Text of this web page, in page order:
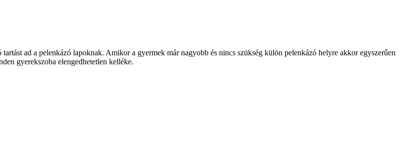
ad a pelenkázó lapoknak. Amikor a gyermek már nagyobb és nincs szükség külön pelenkázó helyre akkor egyszerűen
gyerekszoba elengedhetetlen kelléke.